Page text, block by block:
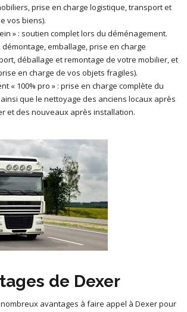
prise en charge logistique, transport et
vos biens).
» : soutien complet lors du déménagement.
emballage, prise en charge
déballage et remontage de votre mobilier, et
en charge de vos objets fragiles).
« 100% pro » : prise en charge complète du
que le nettoyage des anciens locaux après
et des nouveaux après installation.
de Dexer
avantages à faire appel à Dexer pour